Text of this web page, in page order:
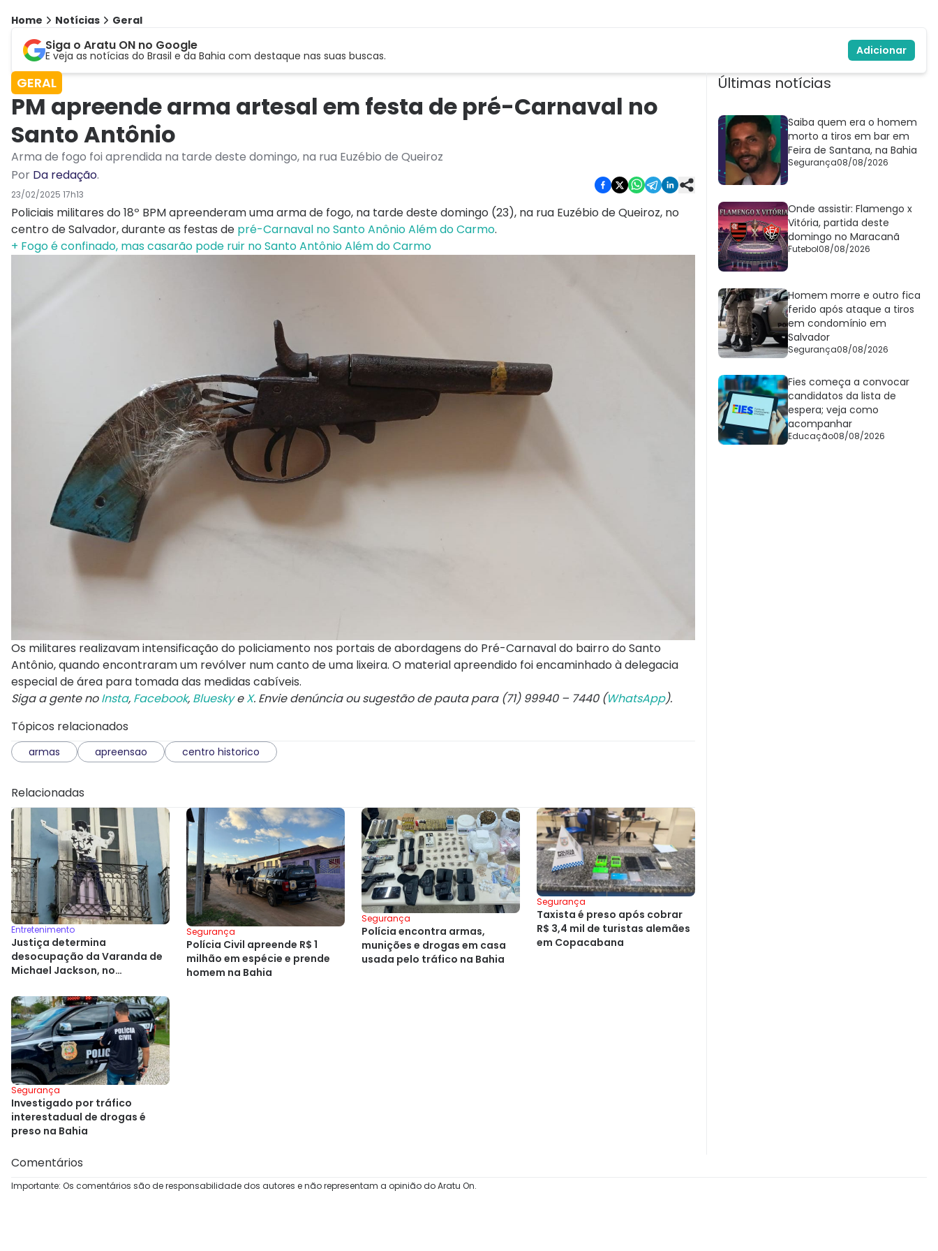
Home Notícias Geral
Siga o Aratu ON no Google
E veja as notícias do Brasil e da Bahia com destaque nas suas buscas. Adicionar
GERAL
PM apreende arma artesal em festa de pré-Carnaval no
Santo Antônio
Arma de fogo foi aprendida na tarde deste domingo, na rua Euzébio de Queiroz
Por Da redação.
23/02/2025 17h13
Policiais militares do 18º BPM apreenderam uma arma de fogo, na tarde deste domingo (23), na rua Euzébio de Queiroz, no
centro de Salvador, durante as festas de pré-Carnaval no Santo Anônio Além do Carmo.
+ Fogo é confinado, mas casarão pode ruir no Santo Antônio Além do Carmo
Os militares realizavam intensificação do policiamento nos portais de abordagens do Pré-Carnaval do bairro do Santo
Antônio, quando encontraram um revólver num canto de uma lixeira. O material apreendido foi encaminhado à delegacia
especial de área para tomada das medidas cabíveis.
Siga a gente noInsta, Facebook, BlueskyeX. Envie denúncia ou sugestão de pauta para (71) 99940 – 7440 (WhatsApp).
Tópicos relacionados
armas apreensao centro historico
Relacionadas
Entretenimento
Justiça determina
desocupação da Varanda de
Michael Jackson, no
Segurança
Polícia Civil apreende R$ 1
milhão em espécie e prende
homem na Bahia
Segurança
Polícia encontra armas,
munições e drogas em casa
usada pelo tráfico na Bahia
Segurança
Taxista é preso após cobrar
R$ 3,4 mil de turistas alemães
em Copacabana
Segurança
Investigado por tráfico
interestadual de drogas é
preso na Bahia
Últimas notícias
Saiba quem era o homem
morto a tiros em bar em
Feira de Santana, na Bahia
Segurança08/08/2026
Onde assistir: Flamengo x
Vitória, partida deste
domingo no Maracanã
Futebol08/08/2026
Homem morre e outro fica
ferido após ataque a tiros
em condomínio em
Salvador
Segurança08/08/2026
Fies começa a convocar
candidatos da lista de
espera; veja como
acompanhar
Educação08/08/2026
Comentários
Importante: Os comentários são de responsabilidade dos autores e não representam a opinião do Aratu On.